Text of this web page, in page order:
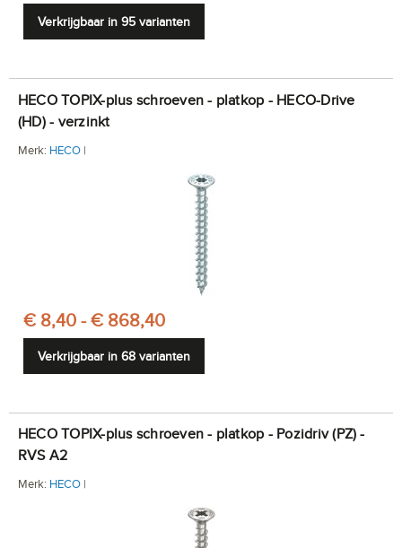
Verkrijgbaar in 95 varianten
HECO TOPIX-plus schroeven - platkop - HECO-Drive
(HD) - verzinkt
Merk: HECO |
€ 8,40 - € 868,40
Verkrijgbaar in 68 varianten
HECO TOPIX-plus schroeven - platkop - Pozidriv (PZ) -
RVS A2
Merk: HECO |